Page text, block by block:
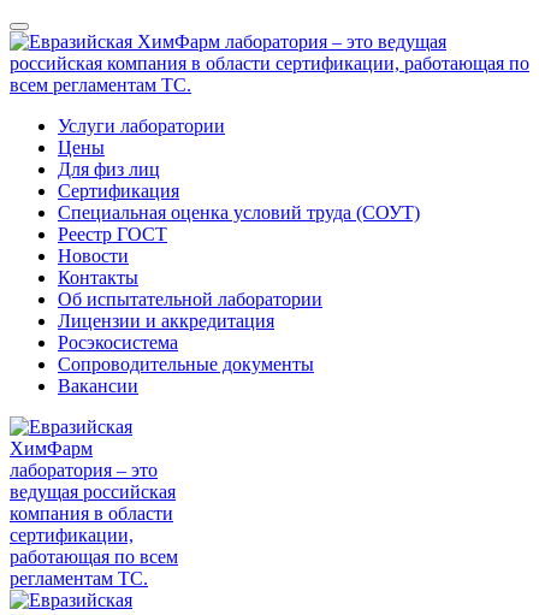
Услуги лаборатории
Цены
Для физ лиц
Сертификация
Специальная оценка условий труда (СОУТ)
Реестр ГОСТ
Новости
Контакты
Об испытательной лаборатории
Лицензии и аккредитация
Росэкосистема
Сопроводительные документы
Вакансии